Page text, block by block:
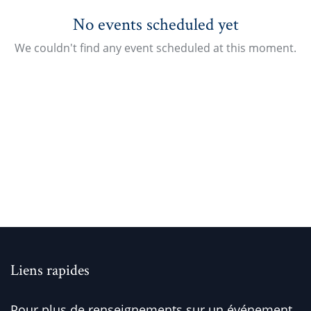
No events scheduled yet
We couldn't find any event scheduled at this moment.
Liens rapides